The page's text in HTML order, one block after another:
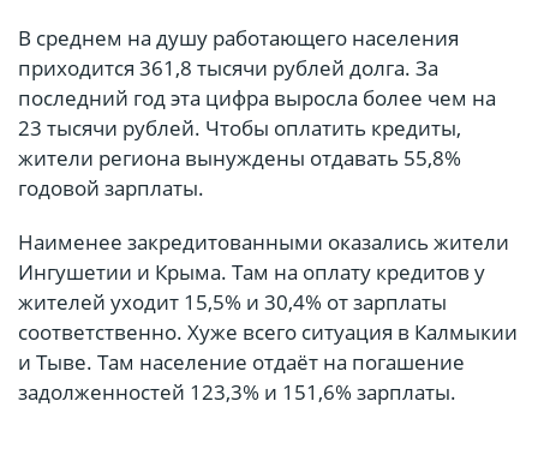
В среднем на душу работающего населения
приходится 361,8 тысячи рублей долга. За
последний год эта цифра выросла более чем на
23 тысячи рублей. Чтобы оплатить кредиты,
жители региона вынуждены отдавать 55,8%
годовой зарплаты.
Наименее закредитованными оказались жители
Ингушетии и Крыма. Там на оплату кредитов у
жителей уходит 15,5% и 30,4% от зарплаты
соответственно. Хуже всего ситуация в Калмыкии
и Тыве. Там население отдаёт на погашение
задолженностей 123,3% и 151,6% зарплаты.